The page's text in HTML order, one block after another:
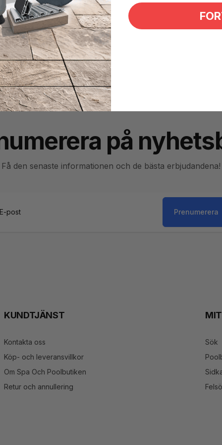
på
Få den senaste informationen och de bästa erbjudandena!
Prenumerera
KUNDTJÄNST
Kontakta oss
Köp- och leveransvillkor
Om Spa Och Poolbutiken
Retur och annullering
Sök